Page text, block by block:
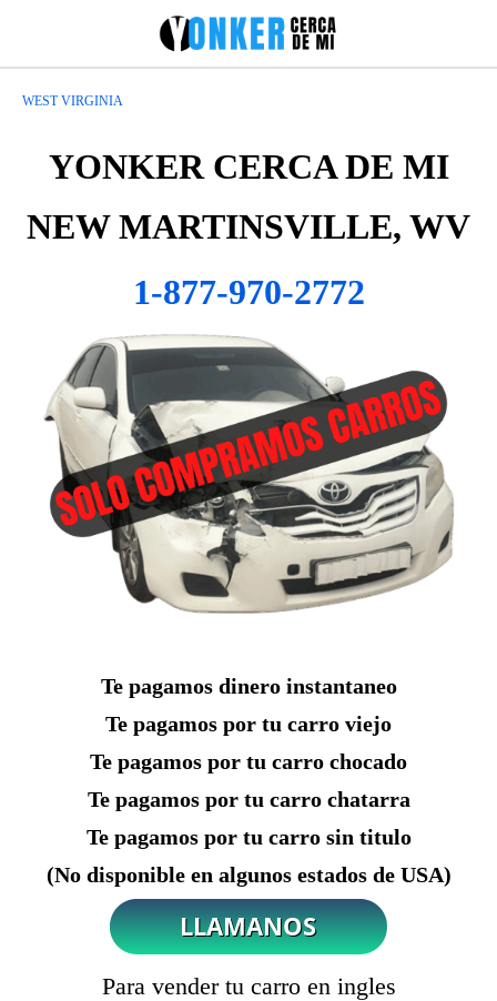
WEST VIRGINIA
YONKER CERCA DE MI
NEW MARTINSVILLE, WV
1-877-970-2772
Te pagamos dinero instantaneo
Te pagamos por tu carro viejo
Te pagamos por tu carro chocado
Te pagamos por tu carro chatarra
Te pagamos por tu carro sin titulo
(No disponible en algunos estados de USA)
Para vender tu carro en ingles